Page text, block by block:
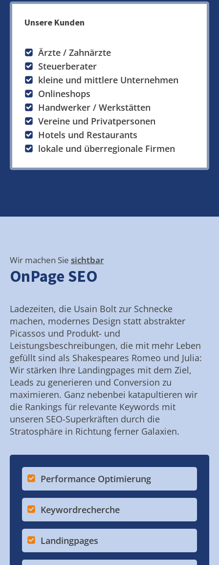
Unsere Kunden
Ärzte / Zahnärzte
Steuerberater
kleine und mittlere Unternehmen
Onlineshops
Handwerker / Werkstätten
Vereine und Privatpersonen
Hotels und Restaurants
lokale und überregionale Firmen
Wir machen Sie sichtbar
OnPage SEO
Ladezeiten, die Usain Bolt zur Schnecke
machen, modernes Design statt abstrakter
Picassos und Produkt- und
Leistungsbeschreibungen, die mit mehr Leben
gefüllt sind als Shakespeares Romeo und Julia:
Wir stärken Ihre Landingpages mit dem Ziel,
Leads zu generieren und Conversion zu
maximieren. Ganz nebenbei katapultieren wir
die Rankings für relevante Keywords mit
unseren SEO-Superkräften durch die
Stratosphäre in Richtung ferner Galaxien.
Performance Optimierung
Keywordrecherche
Landingpages